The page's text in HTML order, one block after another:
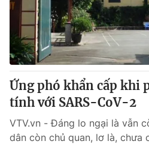
Giấy phép hoạt động báo in và báo
cấp ngày 29/12/2023
Tổng Biên tập: Vũ Thanh Thủy
Phó Tổng Biên tập:Nguyễn Thị Mỹ
Nguyễn Trọng Ninh
Tổng đài VTV:024.38 355 931 -
Ðiện thoại Thời báo VTV:024.66
toasoan@vtv.vn
Liên hệ quảng cáo:024-7300.7108
Ứng phó khẩn cấp khi
tính với SARS-CoV-2
VTV.vn - Đáng lo ngại là vẫn
dân còn chủ quan, lơ là, chưa